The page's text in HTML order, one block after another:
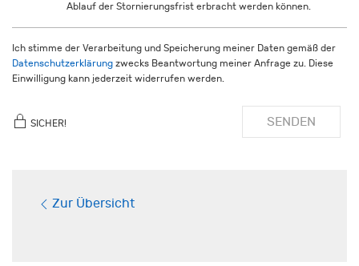
Ablauf der Stornierungsfrist erbracht werden können.
Ich stimme der Verarbeitung und Speicherung meiner Daten gemäß der
Datenschutzerklärung zwecks Beantwortung meiner Anfrage zu. Diese
Einwilligung kann jederzeit widerrufen werden.
SICHER! SENDEN
Zur Übersicht